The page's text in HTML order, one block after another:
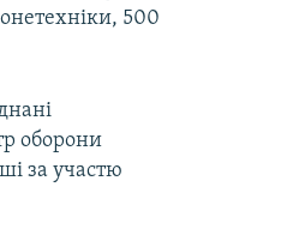
500
оборони
за участю